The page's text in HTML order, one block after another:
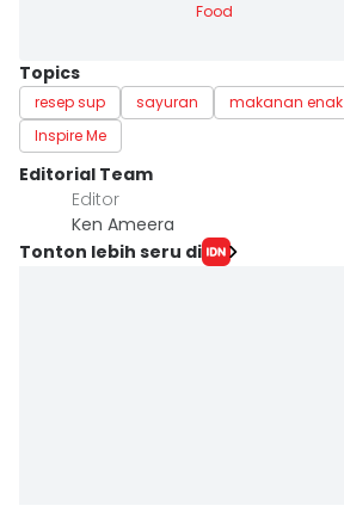
Food
Topics
resep sup sayuran makanan enak
Inspire Me
Editorial Team
Editor
Ken Ameera
Tonton lebih seru di